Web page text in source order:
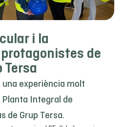
i la
de
Tersa
una experiència molt
Integral de
de Grup Tersa.